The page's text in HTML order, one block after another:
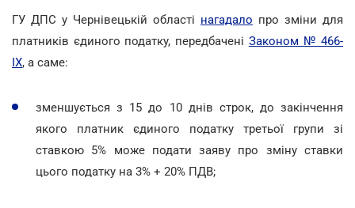
ГУ ДПС у Чернівецькій області нагадало про зміни для
платників єдиного податку, передбачені Законом № 466-
IХ, а саме:
зменшується з 15 до 10 днів строк, до закінчення
якого платник єдиного податку третьої групи зі
ставкою 5% може подати заяву про зміну ставки
цього податку на 3% + 20% ПДВ;